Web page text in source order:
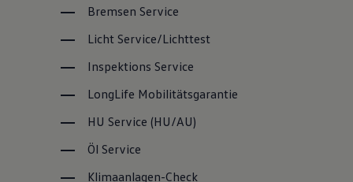
Bremsen Service
Licht Service/Lichttest
Inspektions Service
LongLife Mobilitätsgarantie
HU Service (HU/AU)
Öl Service
Klimaanlagen-Check